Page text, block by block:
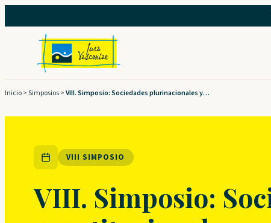
al
contenido
Inicio>Simposios> VIII. Simposio: Sociedades plurinacionales y cambio constitucional
VIII SIMPOSIO
VIII. Simposio: